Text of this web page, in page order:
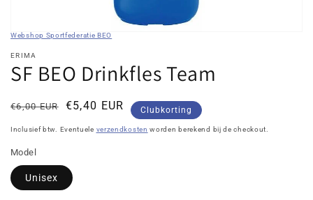
Webshop Sportfederatie BEO
ERIMA
SF BEO Drinkfles Team
Normale
€6,00 EUR
Kortingsprijs€5,40 EUR Clubkorting
Inclusief btw. Eventuele verzendkosten worden berekend bij de checkout.
Model
Unisex